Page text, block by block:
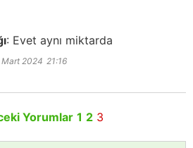
: Evet aynı miktarda
Mart 2024 21:16
Yorumlar 1 2 3